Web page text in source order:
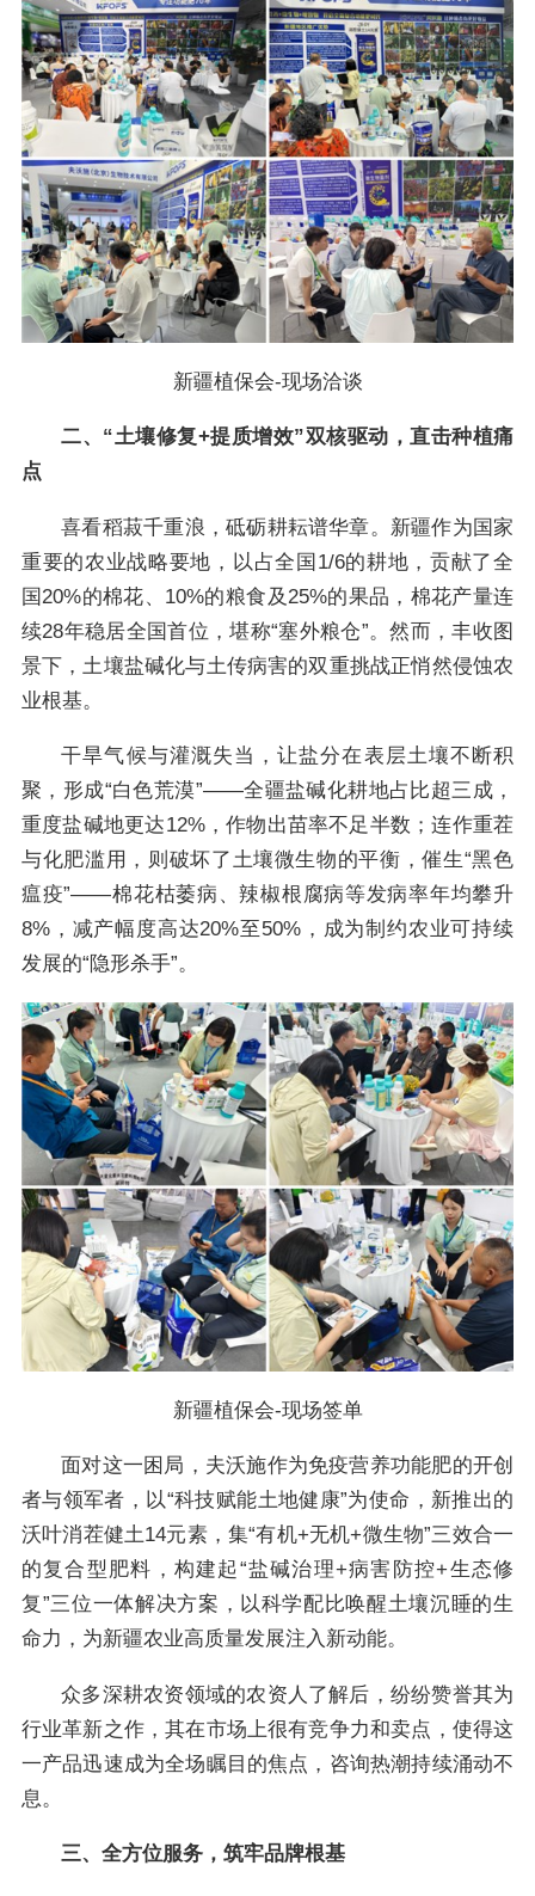
新疆植保会-现场洽谈
二、“土壤修复+提质增效”双核驱动，直击种植痛
点
喜看稻菽千重浪，砥砺耕耘谱华章。新疆作为国家
重要的农业战略要地，以占全国1/6的耕地，贡献了全
国20%的棉花、10%的粮食及25%的果品，棉花产量连
续28年稳居全国首位，堪称“塞外粮仓”。然而，丰收图
景下，土壤盐碱化与土传病害的双重挑战正悄然侵蚀农
业根基。
干旱气候与灌溉失当，让盐分在表层土壤不断积
聚，形成“白色荒漠”——全疆盐碱化耕地占比超三成，
重度盐碱地更达12%，作物出苗率不足半数；连作重茬
与化肥滥用，则破坏了土壤微生物的平衡，催生“黑色
瘟疫”——棉花枯萎病、辣椒根腐病等发病率年均攀升
8%，减产幅度高达20%至50%，成为制约农业可持续
发展的“隐形杀手”。
新疆植保会-现场签单
面对这一困局，夫沃施作为免疫营养功能肥的开创
者与领军者，以“科技赋能土地健康”为使命，新推出的
沃叶消茬健土14元素，集“有机+无机+微生物”三效合一
的复合型肥料，构建起“盐碱治理+病害防控+生态修
复”三位一体解决方案，以科学配比唤醒土壤沉睡的生
命力，为新疆农业高质量发展注入新动能。
众多深耕农资领域的农资人了解后，纷纷赞誉其为
行业革新之作，其在市场上很有竞争力和卖点，使得这
一产品迅速成为全场瞩目的焦点，咨询热潮持续涌动不
息。
三、全方位服务，筑牢品牌根基